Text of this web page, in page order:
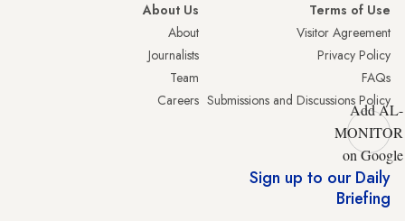
Terms of Use
Visitor Agreement
Privacy Policy
FAQs
Submissions and Discussions Policy
About Us
About
Journalists
Team
Careers
Add AL-
MONITOR
on Google
Sign up to our Daily
Briefing